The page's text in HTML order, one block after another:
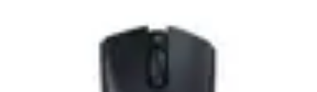
Activités Sportives